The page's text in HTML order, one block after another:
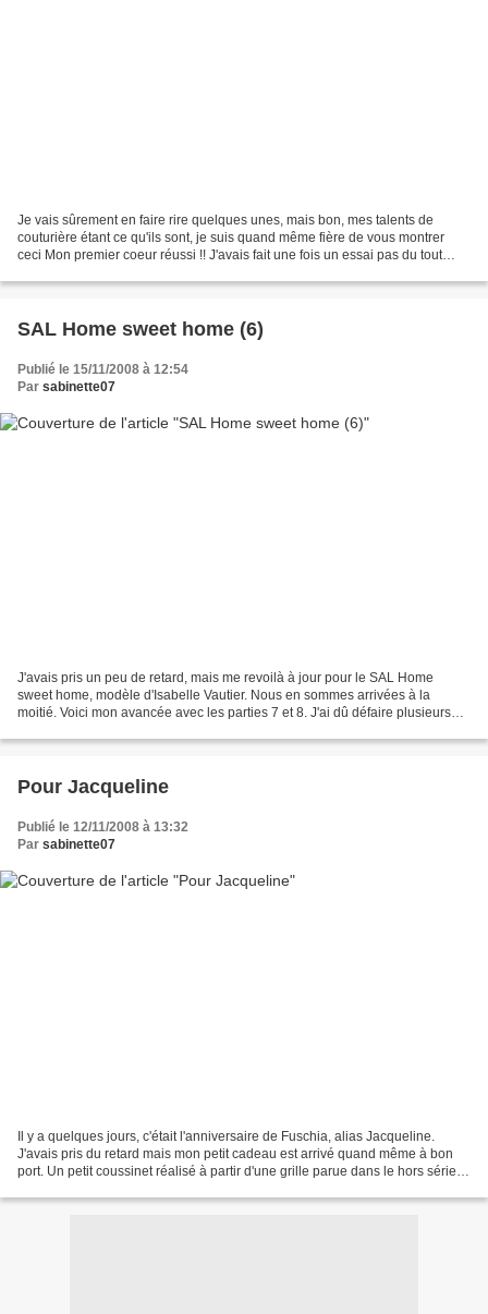
Je vais sûrement en faire rire quelques unes, mais bon, mes talents de
couturière étant ce qu'ils sont, je suis quand même fière de vous montrer
ceci Mon premier coeur réussi !! J'avais fait une fois un essai pas du tout
SAL Home sweet home (6)
Publié le 15/11/2008 à 12:54
Par sabinette07
J'avais pris un peu de retard, mais me revoilà à jour pour le SAL Home
sweet home, modèle d'Isabelle Vautier. Nous en sommes arrivées à la
moitié. Voici mon avancée avec les parties 7 et 8. J'ai dû défaire plusieurs
Pour Jacqueline
Publié le 12/11/2008 à 13:32
Par sabinette07
Il y a quelques jours, c'était l'anniversaire de Fuschia, alias Jacqueline.
J'avais pris du retard mais mon petit cadeau est arrivé quand même à bon
port. Un petit coussinet réalisé à partir d'une grille parue dans le hors série